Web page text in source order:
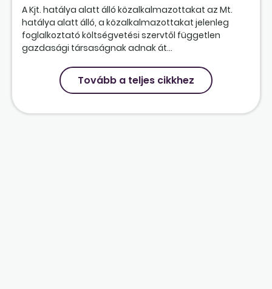
A Kjt. hatálya alatt álló közalkalmazottakat az Mt.
hatálya alatt álló, a közalkalmazottakat jelenleg
foglalkoztató költségvetési szervtől független
gazdasági társaságnak adnak át...
Tovább a teljes cikkhez